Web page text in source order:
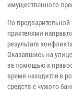
имущественного
По
приятелями
результате
Оказавшись на
за помощью к
время находится в
средств с чужого